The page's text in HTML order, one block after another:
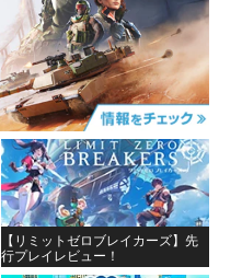
【リミットゼロブレイカーズ】先
行プレイレビュー！